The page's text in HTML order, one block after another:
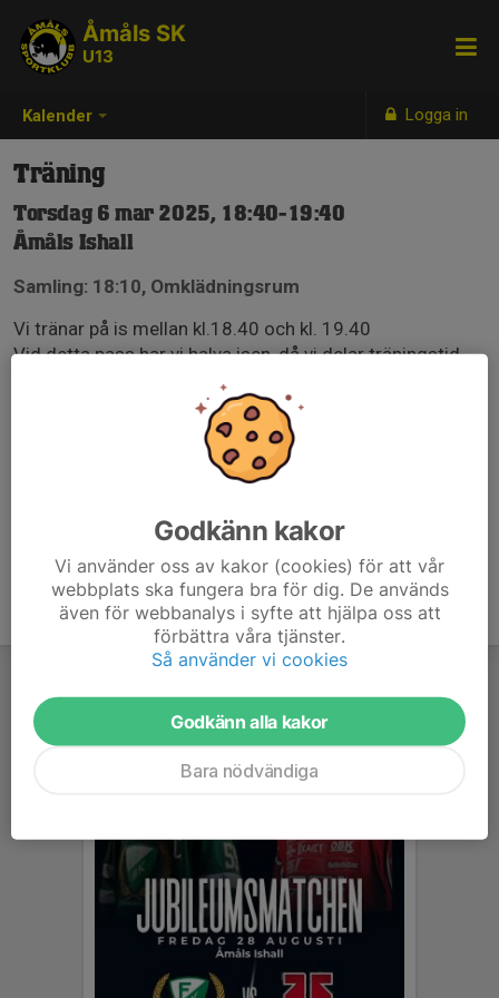
Kalender Logga in
Åmåls SK
U13
Träning
Torsdag 6 mar 2025, 18:40-19:40
Åmåls Ishall
Samling: 18:10, Omklädningsrum
Vi tränar på is mellan kl.18.40 och kl. 19.40
Vid detta pass har vi halva isen, då vi delar träningstid
Godkänn kakor
Vi använder oss av kakor (cookies) för att vår
webbplats ska fungera bra för dig. De används
även för webbanalys i syfte att hjälpa oss att
förbättra våra tjänster.
Så använder vi cookies
Godkänn alla kakor
Bara nödvändiga